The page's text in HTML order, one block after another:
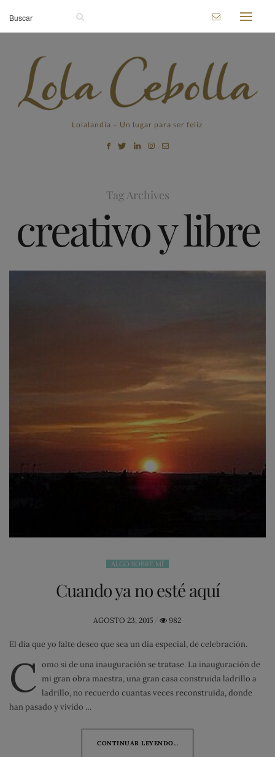
Lolalandia – Un lugar para ser feliz
Tag Archives
creativo y libre
ALGO SOBRE MÍ
Cuando ya no esté aquí
POSTED
AGOSTO 23, 2015 982
El día que yo falte deseo que sea un día especial, de celebración.
C omo si de una inauguración se tratase. La inauguración de
mi gran obra maestra, una gran casa construida ladrillo a
ladrillo, no recuerdo cuantas veces reconstruida, donde
han pasado y vivido …
CONTINUAR LEYENDO...